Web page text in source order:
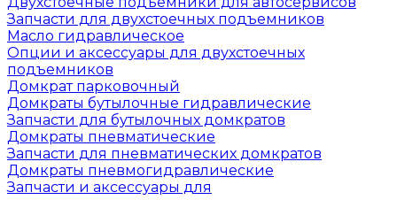
Запчасти для двухстоечных подъемников
Масло гидравлическое
Опции и аксессуары для двухстоечных
подъемников
Домкрат парковочный
Домкраты бутылочные гидравлические
Запчасти для бутылочных домкратов
Домкраты пневматические
Запчасти для пневматических домкратов
Домкраты пневмогидравлические
Запчасти и аксессуары для